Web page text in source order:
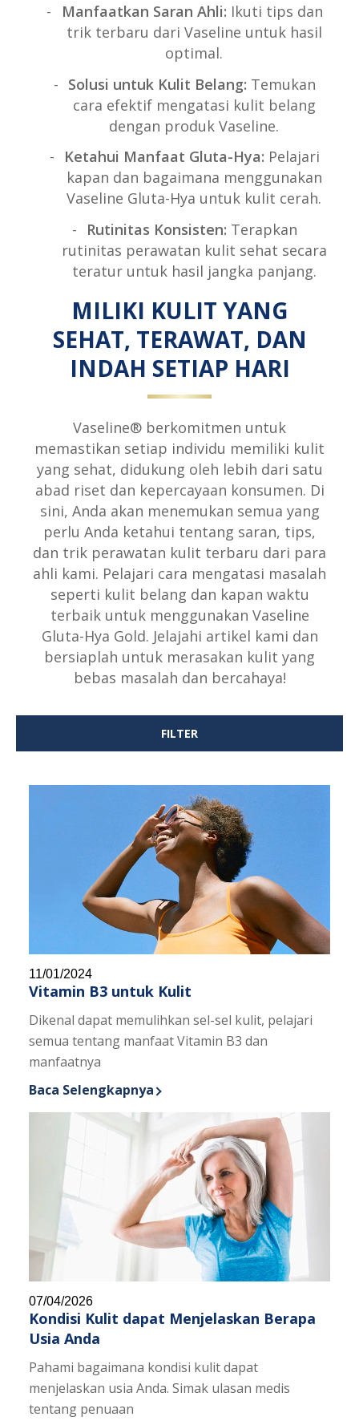
Manfaatkan Saran Ahli: Ikuti tips dan
trik terbaru dari Vaseline untuk hasil
optimal.
Solusi untuk Kulit Belang: Temukan
cara efektif mengatasi kulit belang
dengan produk Vaseline.
Ketahui Manfaat Gluta-Hya: Pelajari
kapan dan bagaimana menggunakan
Vaseline Gluta-Hya untuk kulit cerah.
Rutinitas Konsisten: Terapkan
rutinitas perawatan kulit sehat secara
teratur untuk hasil jangka panjang.
MILIKI KULIT YANG
SEHAT, TERAWAT, DAN
INDAH SETIAP HARI
Vaseline® berkomitmen untuk
memastikan setiap individu memiliki kulit
yang sehat, didukung oleh lebih dari satu
abad riset dan kepercayaan konsumen. Di
sini, Anda akan menemukan semua yang
perlu Anda ketahui tentang saran, tips,
dan trik perawatan kulit terbaru dari para
ahli kami. Pelajari cara mengatasi masalah
seperti kulit belang dan kapan waktu
terbaik untuk menggunakan Vaseline
Gluta-Hya Gold. Jelajahi artikel kami dan
bersiaplah untuk merasakan kulit yang
bebas masalah dan bercahaya!
FILTER
Dikenal dapat memulihkan sel-sel kulit, pelajari
semua tentang manfaat Vitamin B3 dan
manfaatnya
Vitamin B3 untuk Kulit
11/01/2024
Discover more about Vitamin B3 untuk Kulit
Baca Selengkapnya
Pahami bagaimana kondisi kulit dapat
menjelaskan usia Anda. Simak ulasan medis
tentang penuaan
Kondisi Kulit dapat Menjelaskan Berapa
Usia Anda
07/04/2026